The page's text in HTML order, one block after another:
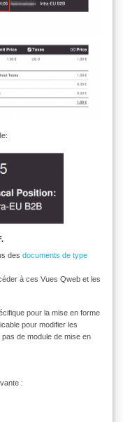
des documents de type
à ces Vues Qweb et les
pour la mise en forme
pour modifier les
de module de mise en
: